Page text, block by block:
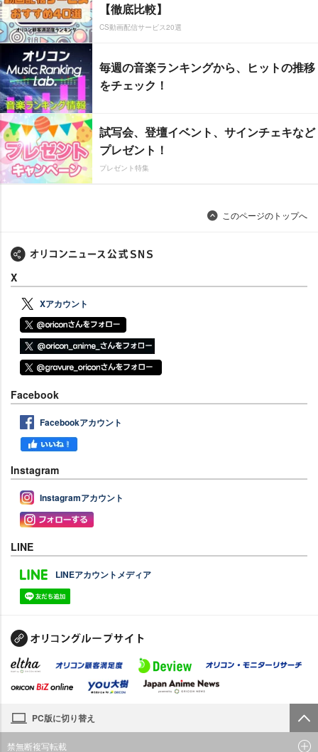
【徹底比較】
CS動画配信サービス20選
毎週の音楽ランキングから、ヒットの推移
をチェック！
試写会、登壇イベント、サインチェキなど
プレゼント！
プレゼント特集
このページのトップへ
X
Xアカウント
Facebook
Facebookアカウント
Instagram
Instagramアカウント
LINE
LINEアカウントメディア
PC版に切り替え
禁無断複写転載